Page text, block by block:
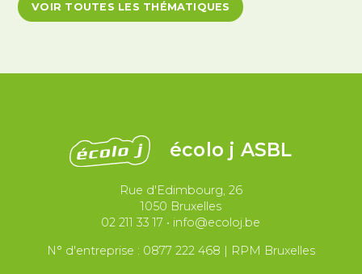
Antivalidisme Climat et environnement
Justice et violences policières
Migrations et asile
Paix et droit international
VOIR TOUTES LES THÉMATIQUES
écolo j ASBL
Rue d'Edimbourg, 26
1050 Bruxelles
02 211 33 17 • info@ecoloj.be
N° d'entreprise : 0877 222 468 | RPM Bruxelles